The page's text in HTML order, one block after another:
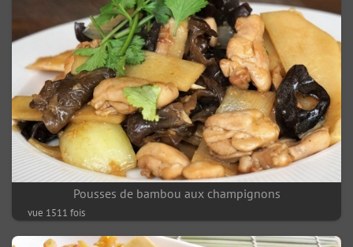
Pousses de bambou aux champignons
vue 1511 fois